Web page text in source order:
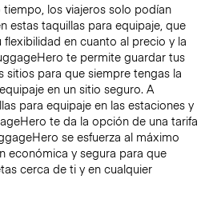
los viajeros solo podían
estas taquillas para equipaje, que
en cuanto al precio y la
te permite guardar tus
sitios para que siempre tengas la
en un sitio seguro. A
para equipaje en las estaciones y
te da la opción de una tarifa
se esfuerza al máximo
económica y segura para que
cerca de ti y en cualquier